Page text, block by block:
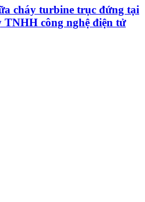
cháy turbine trục đứng tại
TNHH công nghệ điện tử